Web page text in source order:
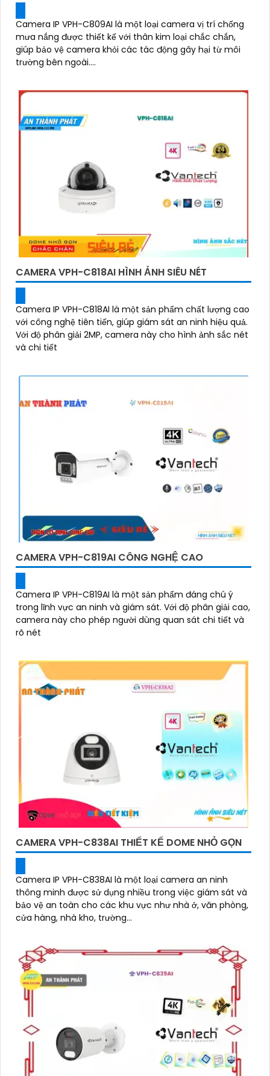
Camera IP VPH-C809AI là một loại camera vị trí chống
mưa nắng được thiết kế với thân kim loại chắc chắn,
giúp bảo vệ camera khỏi các tác động gây hại từ môi
trường bên ngoài....
CAMERA VPH-C818AI HÌNH ẢNH SIÊU NÉT
Camera IP VPH-C818AI là một sản phẩm chất lượng cao
với công nghệ tiên tiến, giúp giám sát an ninh hiệu quả.
Với độ phân giải 2MP, camera này cho hình ảnh sắc nét
và chi tiết
CAMERA VPH-C819AI CÔNG NGHỆ CAO
Camera IP VPH-C819AI là một sản phẩm đáng chú ý
trong lĩnh vực an ninh và giám sát. Với độ phân giải cao,
camera này cho phép người dùng quan sát chi tiết và
rõ nét
CAMERA VPH-C838AI THIẾT KẾ DOME NHỎ GỌN
Camera IP VPH-C838AI là một loại camera an ninh
thông minh được sử dụng nhiều trong việc giám sát và
bảo vệ an toàn cho các khu vực như nhà ở, văn phòng,
cửa hàng, nhà kho, trường...